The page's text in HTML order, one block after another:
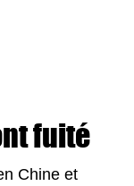
fuité
Chine et